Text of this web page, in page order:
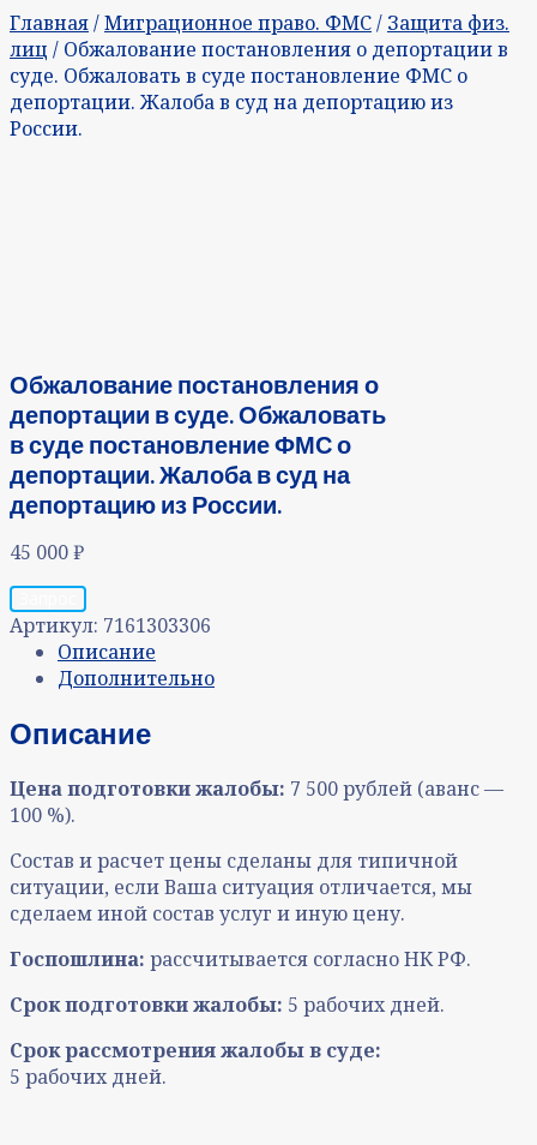
Главная/Миграционное право. ФМС/ Защита физ.
лиц / Обжалование постановления о депортации в
суде. Обжаловать в суде постановление ФМС о
депортации. Жалоба в суд на депортацию из
России.
Обжалование постановления о
депортации в суде. Обжаловать
в суде постановление ФМС о
депортации. Жалоба в суд на
депортацию из России.
45 000₽
Артикул: 7161303306
Описание
Дополнительно
Описание
Цена подготовки жалобы: 7 500 рублей (аванс —
100 %).
Состав и расчет цены сделаны для типичной
ситуации, если Ваша ситуация отличается, мы
сделаем иной состав услуг и иную цену.
Госпошлина: рассчитывается согласно НК РФ.
Срок подготовки жалобы: 5 рабочих дней.
Срок рассмотрения жалобы в суде:
5 рабочих дней.